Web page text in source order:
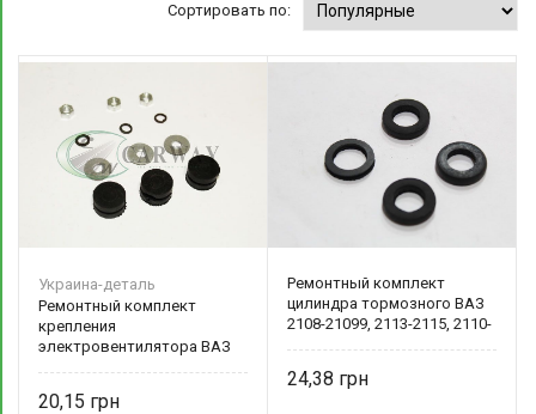
Сортировать по:
Украина-деталь
Ремонтный комплект
крепления
электровентилятора ВАЗ
20,15
Ремонтный комплект
цилиндра тормозного ВАЗ
2108-21099, 2113-2115, 2110-
24,38